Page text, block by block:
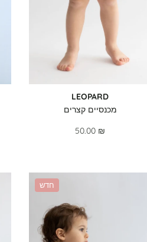
LEOPARD
מכנסיים קצרים
50.00 ₪
חדש